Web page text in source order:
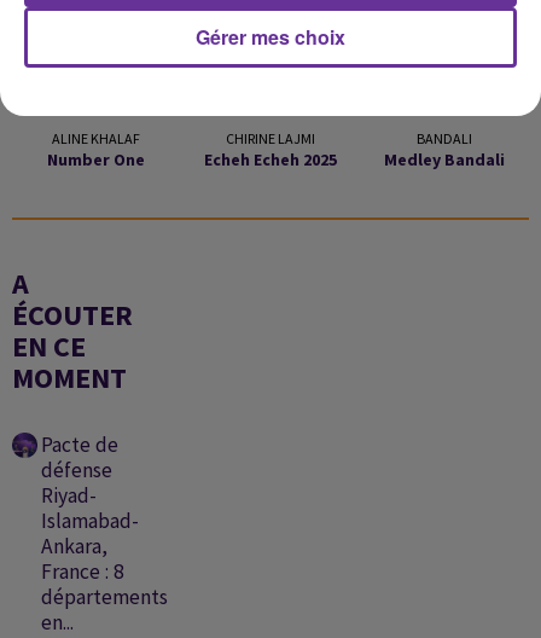
ALINE KHALAF
Number One
CHIRINE LAJMI
Echeh Echeh 2025
BANDALI
Medley Bandali
A
ÉCOUTER
EN CE
MOMENT
Pacte de
défense
Riyad-
Islamabad-
Ankara,
France : 8
départements
en...
Gérer mes choix